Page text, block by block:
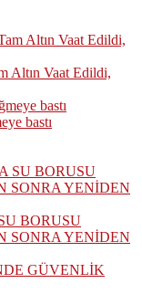
Altın Vaat Edildi,
bastı
BORUSU
SONRA YENİDEN